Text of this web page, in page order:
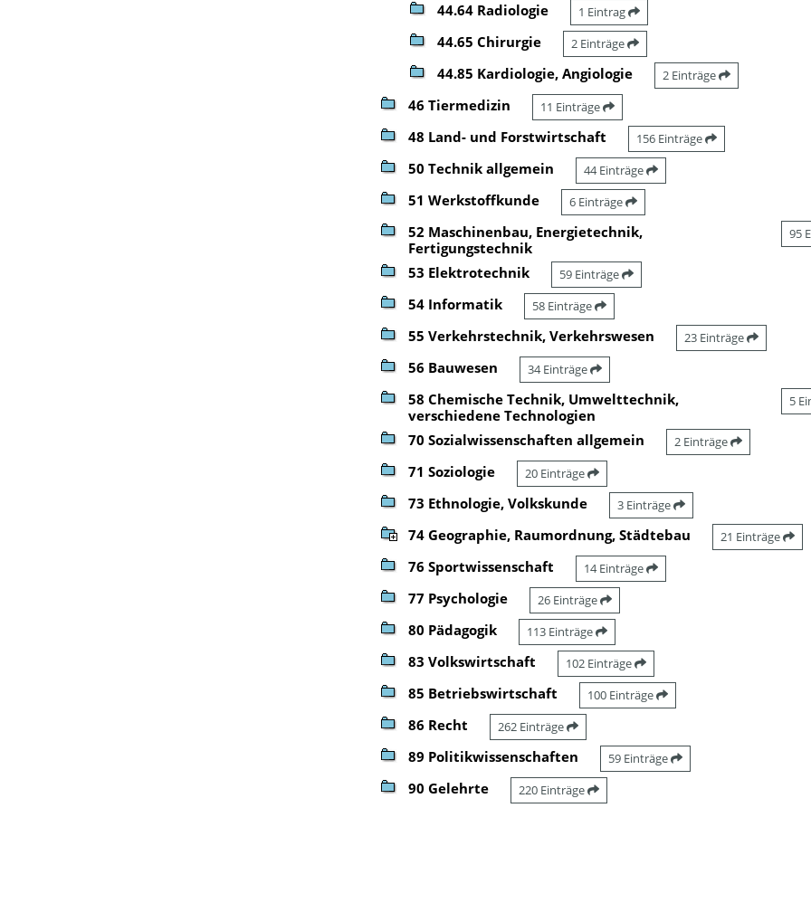
44.64 Radiologie 1 Eintrag
44.65 Chirurgie 2 Einträge
44.85 Kardiologie, Angiologie 2 Einträge
46 Tiermedizin 11 Einträge
48 Land- und Forstwirtschaft 156 Einträge
50 Technik allgemein 44 Einträge
51 Werkstoffkunde 6 Einträge
52 Maschinenbau, Energietechnik,
Fertigungstechnik
95
53 Elektrotechnik 59 Einträge
54 Informatik 58 Einträge
55 Verkehrstechnik, Verkehrswesen 23 Einträge
56 Bauwesen 34 Einträge
58 Chemische Technik, Umwelttechnik,
verschiedene Technologien
5
70 Sozialwissenschaften allgemein 2 Einträge
71 Soziologie 20 Einträge
73 Ethnologie, Volkskunde 3 Einträge
74 Geographie, Raumordnung, Städtebau 21 Einträge
76 Sportwissenschaft 14 Einträge
77 Psychologie 26 Einträge
80 Pädagogik 113 Einträge
83 Volkswirtschaft 102 Einträge
85 Betriebswirtschaft 100 Einträge
86 Recht 262 Einträge
89 Politikwissenschaften 59 Einträge
90 Gelehrte 220 Einträge